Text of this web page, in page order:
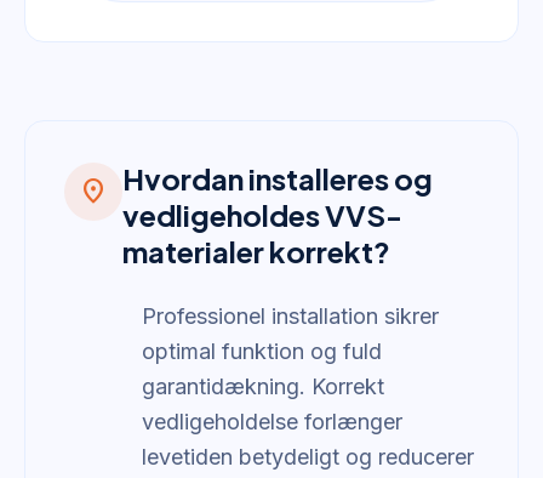
location_on
Hvordan installeres og
vedligeholdes VVS-
materialer korrekt?
Professionel installation sikrer
optimal funktion og fuld
garantidækning. Korrekt
vedligeholdelse forlænger
levetiden betydeligt og reducerer